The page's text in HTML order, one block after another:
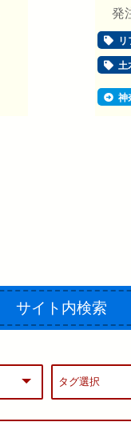
発
リ
土
神
サイト内検索